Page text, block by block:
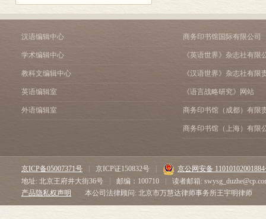
汉语编辑中心
学术编辑中心
教科文编辑中心
英语编辑室
外语编辑室
商务印书馆国际有限公司
《英语世界》杂志社有限
《汉语世界》杂志社有限
《语言战略研究》网站
商务印书馆（成都）有限
商务印书馆（上海）有限
京ICP备05007371号 京ICP证150832号
京公网安备
地址: 北京王府井大街36号
邮编：100710
读者邮箱:
产品隐私权声明
本公司法律顾问: 北京市万慧达律师事务所王宇明律师